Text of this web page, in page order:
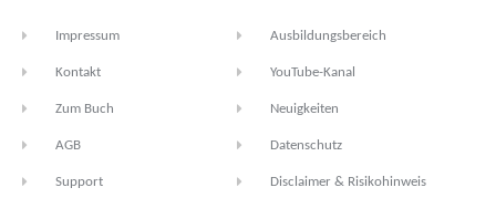
Impressum
Kontakt
Zum Buch
AGB
Support
Ausbildungsbereich
YouTube-Kanal
Neuigkeiten
Datenschutz
Disclaimer & Risikohinweis